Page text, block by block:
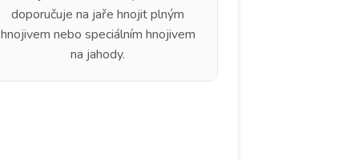
doporučuje na jaře hnojit plným
hnojivem nebo speciálním hnojivem
na jahody.